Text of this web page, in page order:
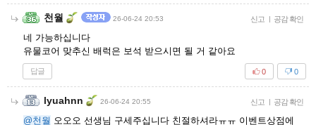
천월 26-06-24 20:53 신고 | 공감 확인
네 가능하십니다
유물코어 맞추신 배럭은 보석 받으시면 될 거 같아요
답글 0
0
lyuahnn 26-06-24 20:55 신고 | 공감 확인
@천월 오오오 선생님 구세주십니다 친절하셔라ㅠㅠ 이벤트상점에